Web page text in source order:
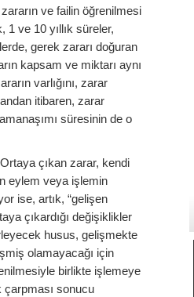
ve failin öğrenilmesi
1 ve 10 yıllık süreler,
gerek zararı doğuran
kapsam ve miktarı aynı
varlığını, zarar
itibaren, zarar
süresinin de o
çıkan zarar, kendi
eylem veya işlemin
ise, artık, “gelişen
çıkardığı değişiklikler
husus, gelişmekte
olamayacağı için
birlikte işlemeye
çarpması sonucu